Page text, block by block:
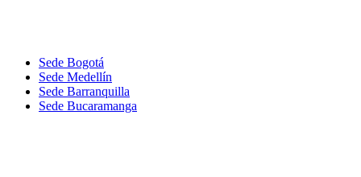
Sede Bogotá
Sede Medellín
Sede Barranquilla
Sede Bucaramanga